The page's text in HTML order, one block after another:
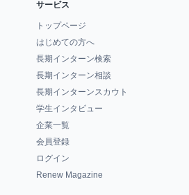
サービス
トップページ
はじめての方へ
長期インターン検索
長期インターン相談
長期インターンスカウト
学生インタビュー
企業一覧
会員登録
ログイン
Renew Magazine